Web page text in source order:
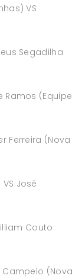
VS
Segadilha
Ramos (Equipe
Ferreira (Nova
José
Couto
Campelo (Nova